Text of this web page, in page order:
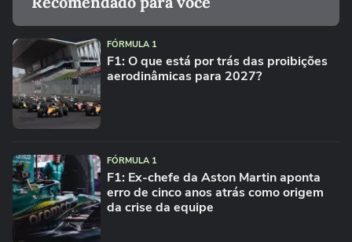
FÓRMULA 1
F1: O que está por trás das proibições
aerodinâmicas para 2027?
FÓRMULA 1
F1: Ex-chefe da Aston Martin aponta
erro de cinco anos atrás como origem
da crise da equipe